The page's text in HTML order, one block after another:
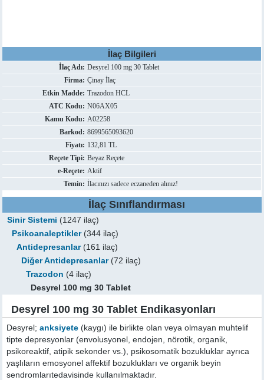
İlaç Bilgileri
İlaç Adı: Desyrel 100 mg 30 Tablet
Firma: Çinay İlaç
Etkin Madde: Trazodon HCL
ATC Kodu: N06AX05
Kamu Kodu: A02258
Barkod: 8699565093620
Fiyatı: 132,81 TL
Reçete Tipi: Beyaz Reçete
e-Reçete: Aktif
Temin: İlacınızı sadece eczaneden alınız!
İlaç Sınıflandırması
Sinir Sistemi (1247 ilaç)
Psikoanaleptikler(344 ilaç)
Antidepresanlar(161 ilaç)
Diğer Antidepresanlar(72 ilaç)
Trazodon (4 ilaç)
Desyrel 100 mg 30 Tablet
Desyrel 100 mg 30 Tablet Endikasyonları
Desyrel;anksiyete (kaygı) ile birlikte olan veya olmayan muhtelif
tipte depresyonlar (envolusyonel, endojen, nörotik, organik,
psikoreaktif, atipik sekonder vs.), psikosomatik bozukluklar ayrıca
yaşlıların emosyonel affektif bozuklukları ve organik beyin
sendromlarıtedavisinde kullanılmaktadır.